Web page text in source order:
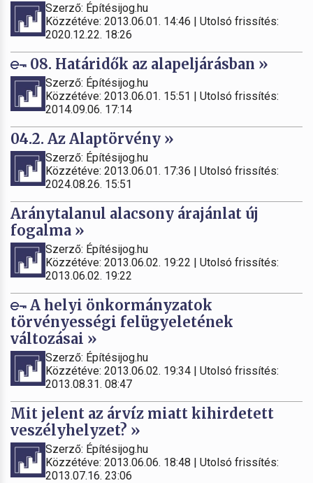
Szerző: Építésijog.hu
Közzétéve: 2013.06.01. 14:46 | Utolsó frissítés:
2020.12.22. 18:26
08. Határidők az alapeljárásban »
Szerző: Építésijog.hu
Közzétéve: 2013.06.01. 15:51 | Utolsó frissítés:
2014.09.06. 17:14
04.2. Az Alaptörvény »
Szerző: Építésijog.hu
Közzétéve: 2013.06.01. 17:36 | Utolsó frissítés:
2024.08.26. 15:51
Aránytalanul alacsony árajánlat új
fogalma »
Szerző: Építésijog.hu
Közzétéve: 2013.06.02. 19:22 | Utolsó frissítés:
2013.06.02. 19:22
A helyi önkormányzatok
törvényességi felügyeletének
változásai »
Szerző: Építésijog.hu
Közzétéve: 2013.06.02. 19:34 | Utolsó frissítés:
2013.08.31. 08:47
Mit jelent az árvíz miatt kihirdetett
veszélyhelyzet? »
Szerző: Építésijog.hu
Közzétéve: 2013.06.06. 18:48 | Utolsó frissítés:
2013.07.16. 23:06